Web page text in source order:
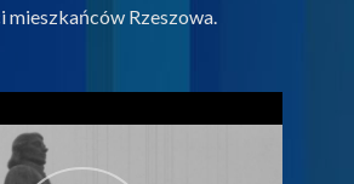
mieszkańców Rzeszowa.